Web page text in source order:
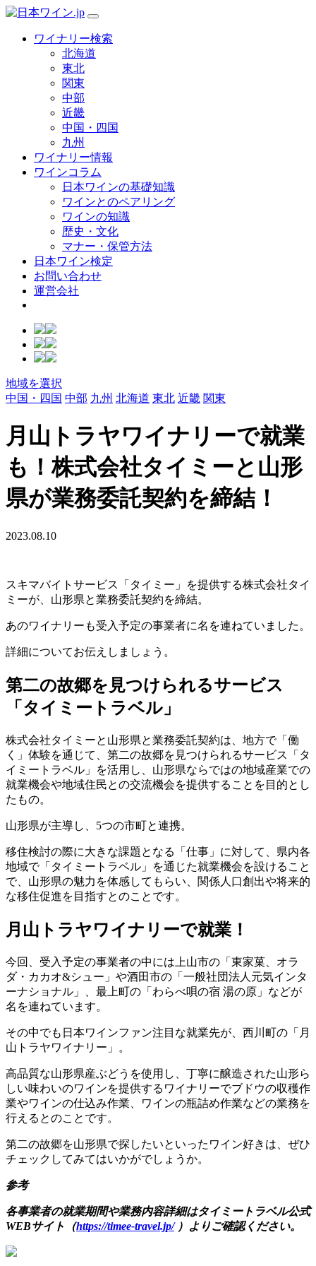
ワイナリー検索
北海道
東北
関東
中部
近畿
中国・四国
九州
ワイナリー情報
ワインコラム
日本ワインの基礎知識
ワインとのペアリング
ワインの知識
歴史・文化
マナー・保管方法
日本ワイン検定
お問い合わせ
運営会社
地域を選択
中国・四国 中部 九州 北海道 東北 近畿 関東
月山トラヤワイナリーで就業
も！株式会社タイミーと山形
県が業務委託契約を締結！
2023.08.10
スキマバイトサービス「タイミー」を提供する株式会社タイ
ミーが、山形県と業務委託契約を締結。
あのワイナリーも受入予定の事業者に名を連ねていました。
詳細についてお伝えしましょう。
第二の故郷を見つけられるサービス
「タイミートラベル」
株式会社タイミーと山形県と業務委託契約は、地方で「働
く」体験を通じて、第二の故郷を見つけられるサービス「タ
イミートラベル」を活用し、山形県ならではの地域産業での
就業機会や地域住民との交流機会を提供することを目的とし
たもの。
山形県が主導し、5つの市町と連携。
移住検討の際に大きな課題となる「仕事」に対して、県内各
地域で「タイミートラベル」を通じた就業機会を設けること
で、山形県の魅力を体感してもらい、関係人口創出や将来的
な移住促進を目指すとのことです。
月山トラヤワイナリーで就業！
今回、受入予定の事業者の中には上山市の「東家菓、オラ
ダ・カカオ&シュー」や酒田市の「一般社団法人元気インタ
ーナショナル」、最上町の「わらべ唄の宿 湯の原」などが
名を連ねています。
その中でも日本ワインファン注目な就業先が、西川町の「月
山トラヤワイナリー」。
高品質な山形県産ぶどうを使用し、丁寧に醸造された山形ら
しい味わいのワインを提供するワイナリーでブドウの収穫作
業やワインの仕込み作業、ワインの瓶詰め作業などの業務を
行えるとのことです。
第二の故郷を山形県で探したいといったワイン好きは、ぜひ
チェックしてみてはいかがでしょうか。
参考
各事業者の就業期間や業務内容詳細はタイミートラベル公式
WEBサイト（https://timee-travel.jp/）よりご確認ください。